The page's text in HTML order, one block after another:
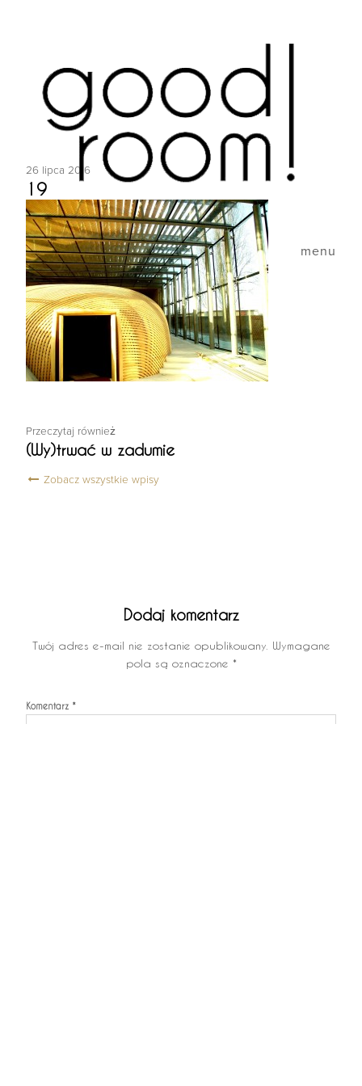
menu
26 lipca 2016
19
Przeczytaj również
(Wy)trwać w zadumie
Zobacz wszystkie wpisy
Dodaj komentarz
Twój adres e-mail nie zostanie opublikowany. Wymagane
pola są oznaczone *
Komentarz *